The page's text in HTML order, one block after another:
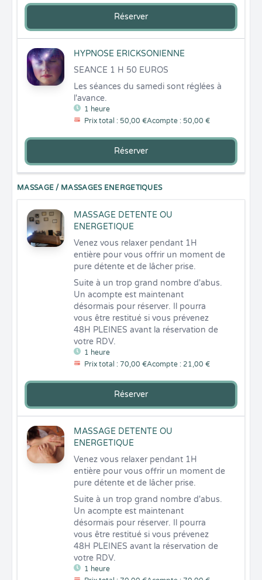
Réserver
HYPNOSE ERICKSONIENNE
1 heure
Prix total : 50,00 €Acompte : 50,00 €
Les séances du samedi sont réglées à
l'avance.
SEANCE 1 H 50 EUROS
Réserver
MASSAGE / MASSAGES ENERGETIQUES
MASSAGE DETENTE OU
ENERGETIQUE
1 heure
Prix total : 70,00 €Acompte : 21,00 €
Suite à un trop grand nombre d'abus.
Un acompte est maintenant
désormais pour réserver. Il pourra
vous être restitué si vous prévenez
48H PLEINES avant la réservation de
votre RDV.
Venez vous relaxer pendant 1H
entière pour vous offrir un moment de
pure détente et de lâcher prise.
Réserver
MASSAGE DETENTE OU
ENERGETIQUE
1 heure
Suite à un trop grand nombre d'abus.
Un acompte est maintenant
désormais pour réserver. Il pourra
vous être restitué si vous prévenez
48H PLEINES avant la réservation de
votre RDV.
Venez vous relaxer pendant 1H
entière pour vous offrir un moment de
pure détente et de lâcher prise.